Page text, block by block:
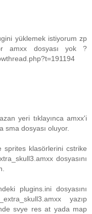
yüklemek istiyorum zp
amxx dosyası yok ?
yeri tıklayınca amxx'i
sma dosyası oluyor.
sprites klasörlerini cstrike
dosyasını
plugins.ini dosyasını
yazıp
svye res at yada map